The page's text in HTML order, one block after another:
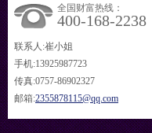
全国财富热线：
400-168-2238
联系人:崔小姐
手机:13925987723
传真:0757-86902327
邮箱:2355878115@qq.com